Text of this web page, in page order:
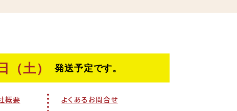
概要
よくあるお問合せ